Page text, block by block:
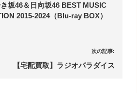
き坂46＆日向坂46 BEST MUSIC
2015-2024（Blu-ray BOX）
次の記事:
【宅配買取】ラジオパラダイス